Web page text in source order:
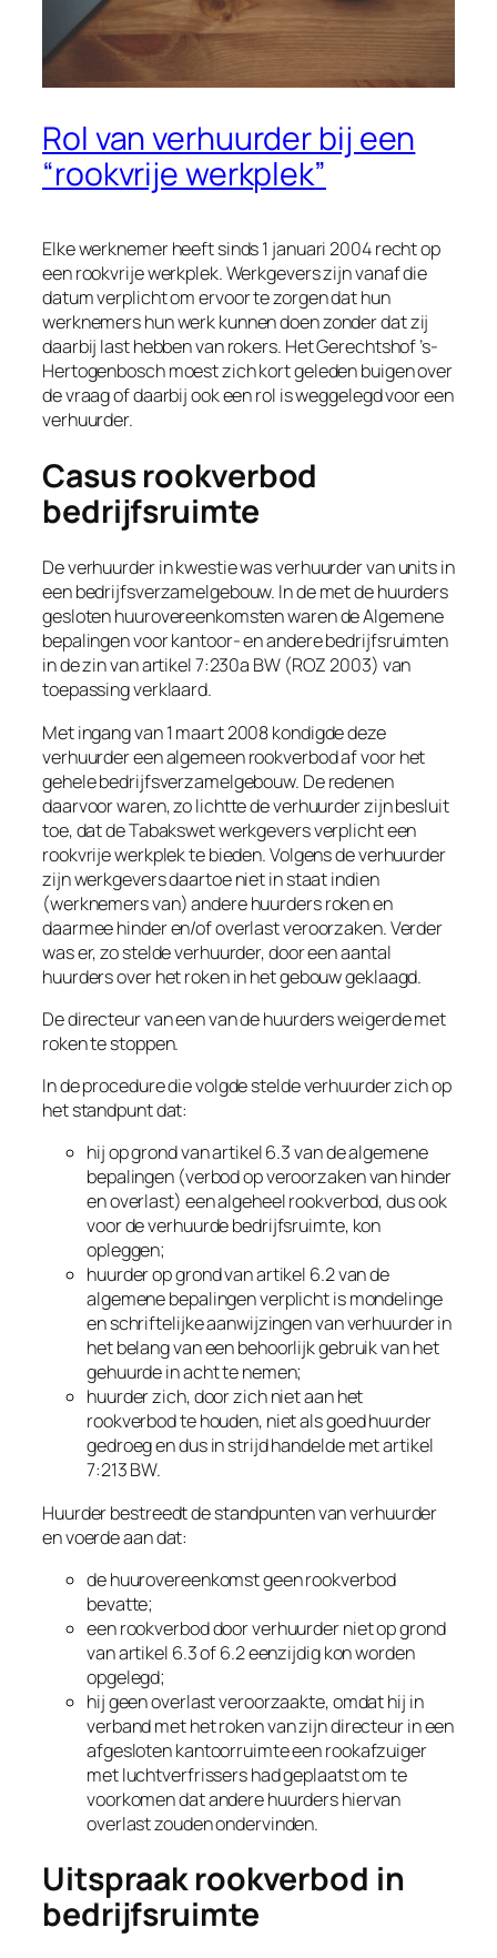
Rol van verhuurder bij een
“rookvrije werkplek”
Elke werknemer heeft sinds 1 januari 2004 recht op
een rookvrije werkplek. Werkgevers zijn vanaf die
datum verplicht om ervoor te zorgen dat hun
werknemers hun werk kunnen doen zonder dat zij
daarbij last hebben van rokers. Het Gerechtshof ’s-
Hertogenbosch moest zich kort geleden buigen over
de vraag of daarbij ook een rol is weggelegd voor een
verhuurder.
Casus rookverbod
bedrijfsruimte
De verhuurder in kwestie was verhuurder van units in
een bedrijfsverzamelgebouw. In de met de huurders
gesloten huurovereenkomsten waren de Algemene
bepalingen voor kantoor- en andere bedrijfsruimten
in de zin van artikel 7:230a BW (ROZ 2003) van
toepassing verklaard.
Met ingang van 1 maart 2008 kondigde deze
verhuurder een algemeen rookverbod af voor het
gehele bedrijfsverzamelgebouw. De redenen
daarvoor waren, zo lichtte de verhuurder zijn besluit
toe, dat de Tabakswet werkgevers verplicht een
rookvrije werkplek te bieden. Volgens de verhuurder
zijn werkgevers daartoe niet in staat indien
(werknemers van) andere huurders roken en
daarmee hinder en/of overlast veroorzaken. Verder
was er, zo stelde verhuurder, door een aantal
huurders over het roken in het gebouw geklaagd.
De directeur van een van de huurders weigerde met
roken te stoppen.
In de procedure die volgde stelde verhuurder zich op
het standpunt dat:
hij op grond van artikel 6.3 van de algemene
bepalingen (verbod op veroorzaken van hinder
en overlast) een algeheel rookverbod, dus ook
voor de verhuurde bedrijfsruimte, kon
opleggen;
huurder op grond van artikel 6.2 van de
algemene bepalingen verplicht is mondelinge
en schriftelijke aanwijzingen van verhuurder in
het belang van een behoorlijk gebruik van het
gehuurde in acht te nemen;
huurder zich, door zich niet aan het
rookverbod te houden, niet als goed huurder
gedroeg en dus in strijd handelde met artikel
7:213 BW.
Huurder bestreedt de standpunten van verhuurder
en voerde aan dat:
de huurovereenkomst geen rookverbod
bevatte;
een rookverbod door verhuurder niet op grond
van artikel 6.3 of 6.2 eenzijdig kon worden
opgelegd;
hij geen overlast veroorzaakte, omdat hij in
verband met het roken van zijn directeur in een
afgesloten kantoorruimte een rookafzuiger
met luchtverfrissers had geplaatst om te
voorkomen dat andere huurders hiervan
overlast zouden ondervinden.
Uitspraak rookverbod in
bedrijfsruimte